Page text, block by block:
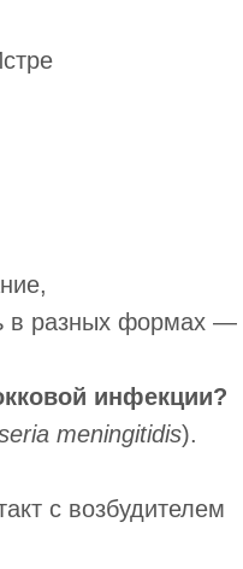
в разных формах —
инфекции?
meningitidis).
с возбудителем